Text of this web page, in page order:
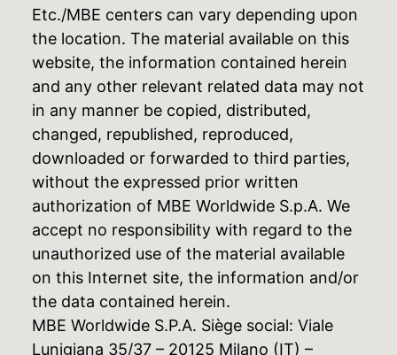
Etc./MBE centers can vary depending upon
the location. The material available on this
website, the information contained herein
and any other relevant related data may not
in any manner be copied, distributed,
changed, republished, reproduced,
downloaded or forwarded to third parties,
without the expressed prior written
authorization of MBE Worldwide S.p.A. We
accept no responsibility with regard to the
unauthorized use of the material available
on this Internet site, the information and/or
the data contained herein.
MBE Worldwide S.P.A. Siège social: Viale
Lunigiana 35/37 – 20125 Milano (IT) –